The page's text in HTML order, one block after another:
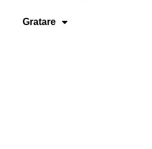
Gratare